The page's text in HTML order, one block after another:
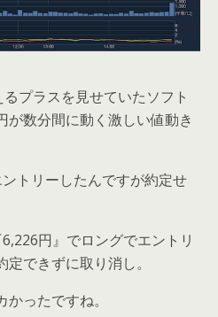
プラスを見せていたソフト
が数分間に動く激しい値動き
トリーしたんですが約定せ
円』でロングでエントリ
できずに取り消し。
ったですね。